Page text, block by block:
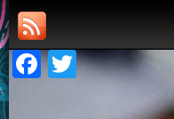
Facebook
Twitter